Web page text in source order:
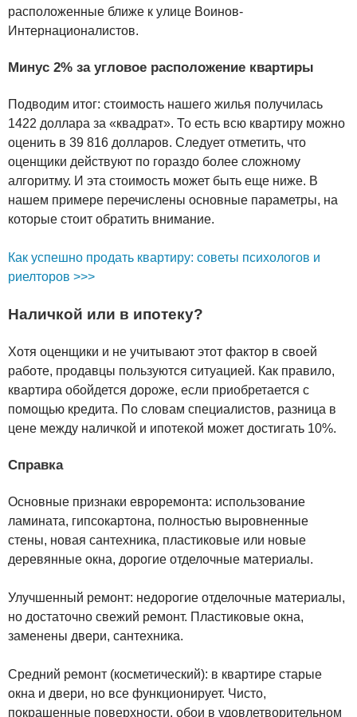
расположенные ближе к улице Воинов-
Интернационалистов.
Минус 2% за угловое расположение квартиры
Подводим итог: стоимость нашего жилья получилась
1422 доллара за «квадрат». То есть всю квартиру можно
оценить в 39 816 долларов. Следует отметить, что
оценщики действуют по гораздо более сложному
алгоритму. И эта стоимость может быть еще ниже. В
нашем примере перечислены основные параметры, на
которые стоит обратить внимание.
Как успешно продать квартиру: советы психологов и
риелторов >>>
Наличкой или в ипотеку?
Хотя оценщики и не учитывают этот фактор в своей
работе, продавцы пользуются ситуацией. Как правило,
квартира обойдется дороже, если приобретается с
помощью кредита. По словам специалистов, разница в
цене между наличкой и ипотекой может достигать 10%.
Справка
Основные признаки евроремонта: использование
ламината, гипсокартона, полностью выровненные
стены, новая сантехника, пластиковые или новые
деревянные окна, дорогие отделочные материалы.
Улучшенный ремонт: недорогие отделочные материалы,
но достаточно свежий ремонт. Пластиковые окна,
заменены двери, сантехника.
Средний ремонт (косметический): в квартире старые
окна и двери, но все функционирует. Чисто,
покрашенные поверхности, обои в удовлетворительном